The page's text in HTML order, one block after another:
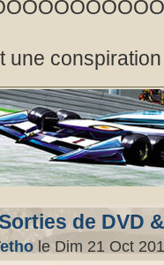
une
de DVD
le Dim 21 Oct